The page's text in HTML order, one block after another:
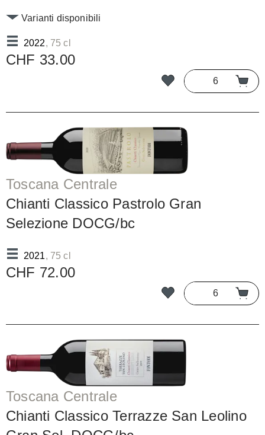
2022, 75 cl
Varianti disponibili
CHF 33.00
Toscana Centrale
Chianti Classico Pastrolo Gran
Selezione DOCG/bc
2021, 75 cl
CHF 72.00
Toscana Centrale
Chianti Classico Terrazze San Leolino